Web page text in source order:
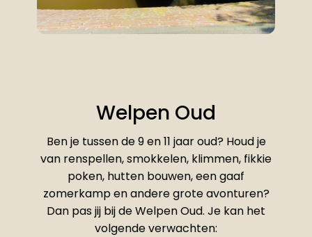
Welpen Oud
Ben je tussen de 9 en 11 jaar oud? Houd je
van renspellen, smokkelen, klimmen, fikkie
poken, hutten bouwen, een gaaf
zomerkamp en andere grote avonturen?
Dan pas jij bij de Welpen Oud. Je kan het
volgende verwachten: